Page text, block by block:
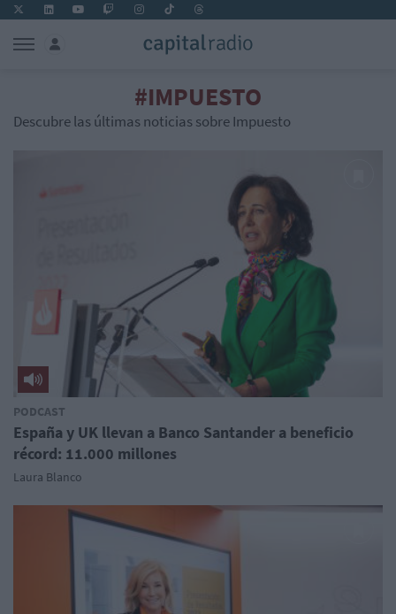
#IMPUESTO
Descubre las últimas noticias sobre Impuesto
PODCAST
España y UK llevan a Banco Santander a beneficio
récord: 11.000 millones
Laura Blanco